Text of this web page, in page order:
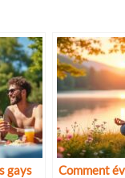
gays
Comment